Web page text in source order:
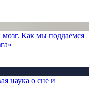
Как мы поддаемся
наука о сне и